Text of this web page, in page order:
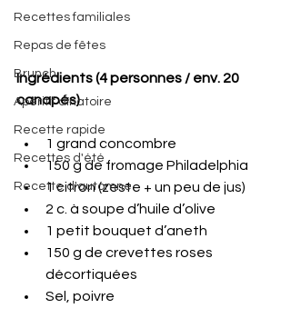
Recettes familiales
Repas de fêtes
Brunch
Apéritif dînatoire
Recette rapide
Recettes d'été
Recette d'automne
Ingrédients (4 personnes / env. 20
canapés)
1 grand concombre
150 g de fromage Philadelphia
1 citron (zeste + un peu de jus)
2 c. à soupe d’huile d’olive
1 petit bouquet d’aneth
150 g de crevettes roses
décortiquées
Sel, poivre